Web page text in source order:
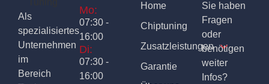
Als
spezialisiertes
Unternehmen
im
Bereich
Mo:
07:30 -
16:00
Di:
07:30 -
16:00
Home
Chiptuning
Zusatzleistungen
Garantie
Sie haben
Fragen
oder
benötigen
weiter
Infos?